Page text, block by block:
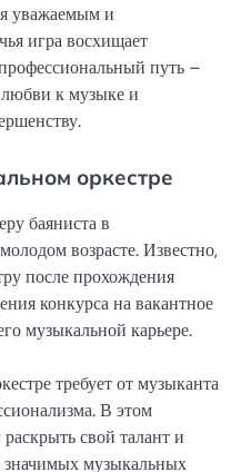
уважаемым и
игра восхищает
путь –
к музыке и
оркестре
баяниста в
возрасте. Известно,
после прохождения
конкурса на вакантное
музыкальной карьере.
требует от музыканта
В этом
свой талант и
значимых музыкальных